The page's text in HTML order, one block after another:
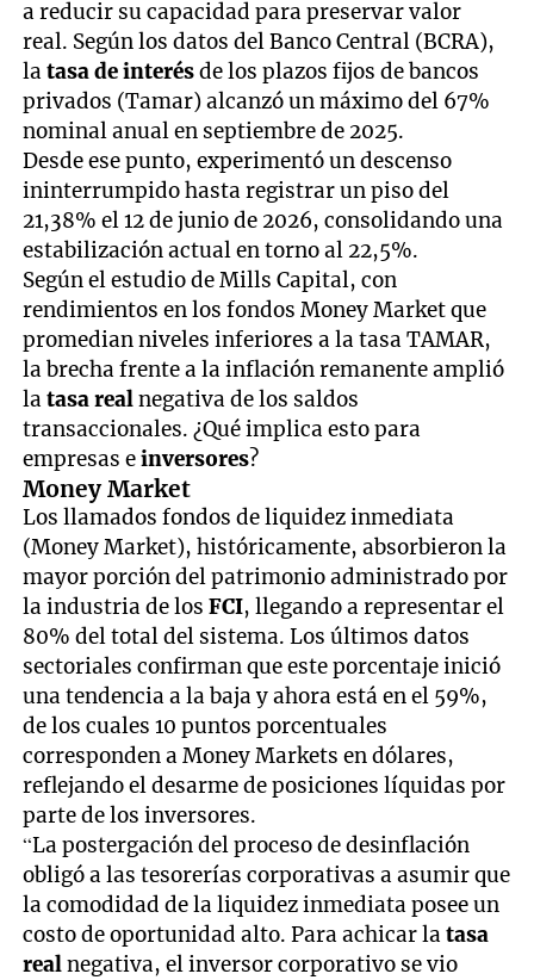
a reducir su capacidad para preservar valor
real. Según los datos del Banco Central (BCRA),
latasa de interésde los plazos fijos de bancos
privados (Tamar) alcanzó un máximo del 67%
nominal anual en septiembre de 2025.
Desde ese punto, experimentó un descenso
ininterrumpido hasta registrar un piso del
21,38% el 12 de junio de 2026, consolidando una
estabilización actual en torno al 22,5%.
Según el estudio de Mills Capital, con
rendimientos en los fondos Money Market que
promedian niveles inferiores a la tasa TAMAR,
la brecha frente a la inflación remanente amplió
latasa realnegativa de los saldos
transaccionales. ¿Qué implica esto para
empresas einversores?
Money Market
Los llamados fondos de liquidez inmediata
(Money Market), históricamente, absorbieron la
mayor porción del patrimonio administrado por
la industria de losFCI, llegando a representar el
80% del total del sistema. Los últimos datos
sectoriales confirman que este porcentaje inició
una tendencia a la baja y ahora está en el 59%,
de los cuales 10 puntos porcentuales
corresponden a Money Markets en dólares,
reflejando el desarme de posiciones líquidas por
parte de los inversores.
“La postergación del proceso de desinflación
obligó a las tesorerías corporativas a asumir que
la comodidad de la liquidez inmediata posee un
costo de oportunidad alto. Para achicar latasa
realnegativa, el inversor corporativo se vio